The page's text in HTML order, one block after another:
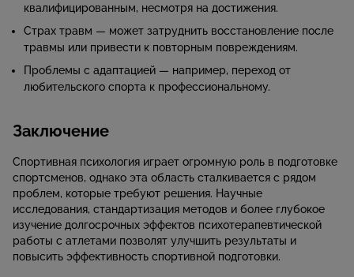
квалифицированным, несмотря на достижения.
Страх травм — может затруднить восстановление после
травмы или привести к повторным повреждениям.
Проблемы с адаптацией — например, переход от
любительского спорта к профессиональному.
Заключение
Спортивная психология играет огромную роль в подготовке
спортсменов, однако эта область сталкивается с рядом
проблем, которые требуют решения. Научные
исследования, стандартизация методов и более глубокое
изучение долгосрочных эффектов психотерапевтической
работы с атлетами позволят улучшить результаты и
повысить эффективность спортивной подготовки.